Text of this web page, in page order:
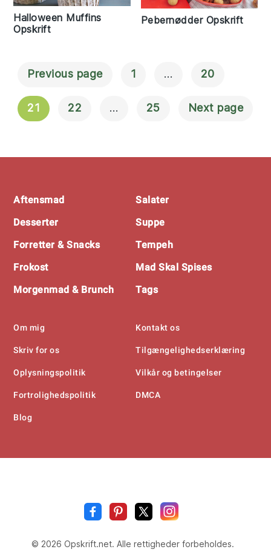
Halloween Muffins
Opskrift
Pebernødder Opskrift
Navigation
Til Indlæg
Previous page 1 … 20
21 22 … 25 Next page
Footer
Aftensmad
Desserter
Forretter & Snacks
Frokost
Morgenmad & Brunch
Salater
Suppe
Tempeh
Mad Skal Spises
Tags
Om mig
Skriv for os
Oplysningspolitik
Fortrolighedspolitik
Blog
Kontakt os
Tilgængelighedserklæring
Vilkår og betingelser
DMCA
Opskrift
© 2026 Opskrift.net. Alle rettigheder forbeholdes.